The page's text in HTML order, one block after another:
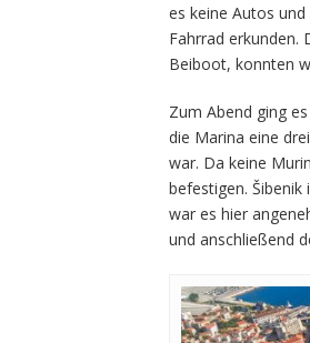
es keine Autos
Fahrrad erkunden.
Beiboot, konnten
Zum Abend ging
die Marina eine
war. Da keine
befestigen.
war es hier
und anschließend